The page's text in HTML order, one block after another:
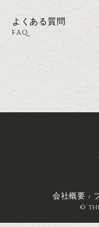
よくある質問
FAQ
会社概要
©